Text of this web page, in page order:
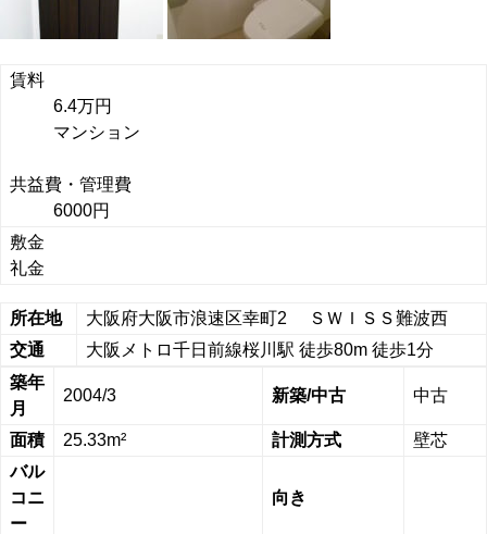
賃料
6.4万円
マンション
共益費・管理費
6000円
敷金
礼金
所在地
大阪府大阪市浪速区幸町2 ＳＷＩＳＳ難波西
交通
大阪メトロ千日前線桜川駅 徒歩80m 徒歩1分
築年
月
2004/3 新築/中古 中古
面積 25.33m² 計測方式
壁芯
バル
コニ
ー
向き